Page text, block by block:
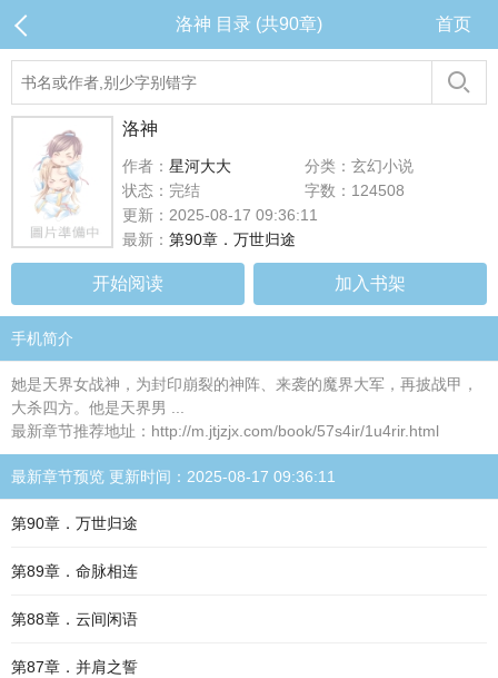
洛神 目录 (共90章) 首页
洛神
作者： 星河大大
分类：玄幻小说
状态：完结
字数：124508
更新：2025-08-17 09:36:11
最新： 第90章．万世归途
开始阅读 加入书架
手机简介
她是天界女战神，为封印崩裂的神阵、来袭的魔界大军，再披战甲，
大杀四方。他是天界男 ...
最新章节推荐地址：http://m.jtjzjx.com/book/57s4ir/1u4rir.html
最新章节预览 更新时间：2025-08-17 09:36:11
第90章．万世归途
第89章．命脉相连
第88章．云间闲语
第87章．并肩之誓